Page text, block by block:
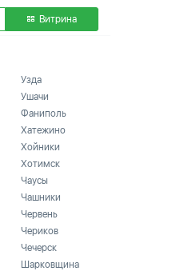
Витрина
Узда
Ушачи
Фаниполь
Хатежино
Хойники
Хотимск
Чаусы
Чашники
Червень
Чериков
Чечерск
Шарковщина